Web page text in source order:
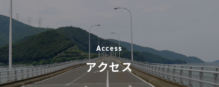
Access
アクセス